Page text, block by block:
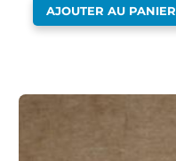
AJOUTER AU PANIER